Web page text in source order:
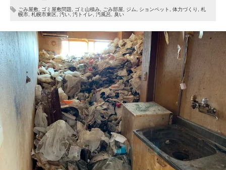
ごみ屋敷, ゴミ屋敷問題, ゴミ山積み, ごみ部屋, ジム, ションペット , 体力づくり , 札
幌市, 札幌市東区, 汚い, 汚トイレ, 汚風呂, 臭い